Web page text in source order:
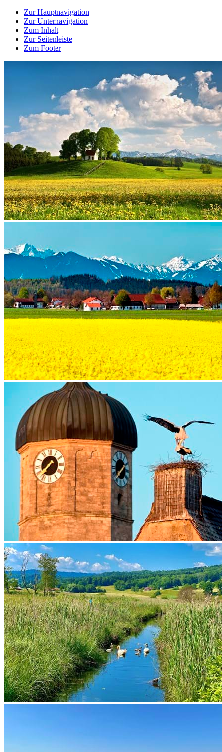
Zur Hauptnavigation
Zur Unternavigation
Zum Inhalt
Zur Seitenleiste
Zum Footer